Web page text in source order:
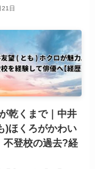
日
乾くまで｜中井
)ほくろがかわい
不登校の過去?経